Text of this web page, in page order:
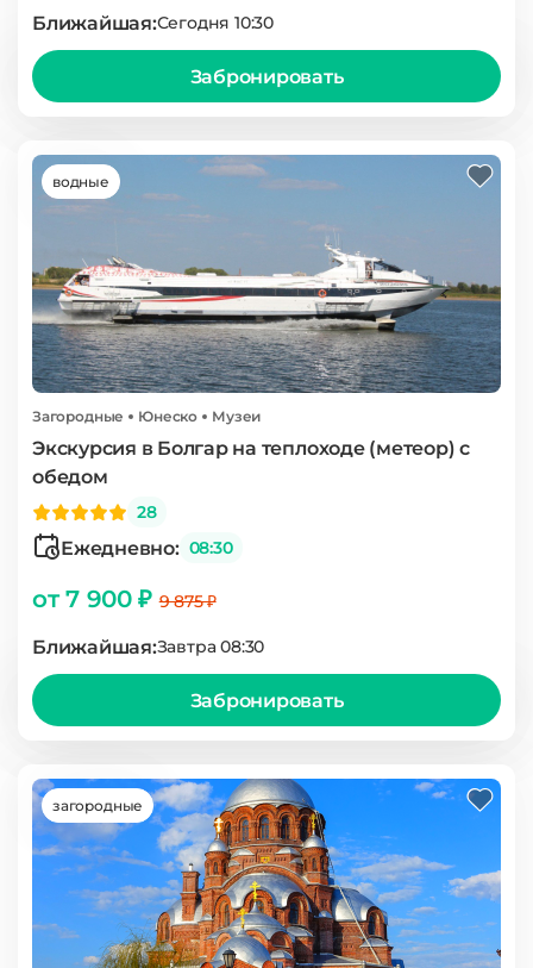
Ближайшая:Сегодня 10:30
Забронировать
водные
Загородные Юнеско Музеи
Экскурсия в Болгар на теплоходе (метеор) с
обедом
28
Ежедневно: 08:30
от 7 900 ₽9 875 ₽
Ближайшая:Завтра 08:30
Забронировать
загородные